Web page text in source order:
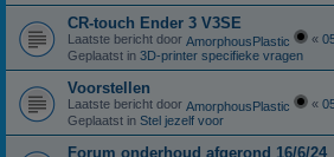
CR-touch Ender 3 V3SE
Laatste bericht door AmorphousPlastic «
Geplaatst in 3D-printer specifieke vragen
Voorstellen
Laatste bericht door AmorphousPlastic «
Geplaatst in Stel jezelf voor
Forum onderhoud afgerond 16/6/24